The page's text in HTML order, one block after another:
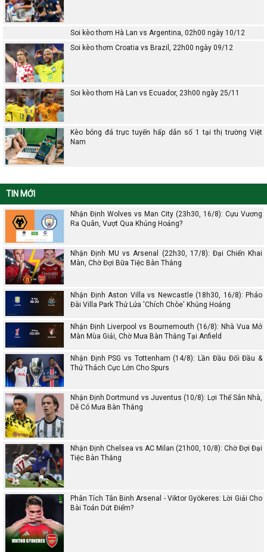
Soi kèo thơm Hà Lan vs Argentina, 02h00 ngày 10/12
Soi kèo thơm Croatia vs Brazil, 22h00 ngày 09/12
Soi kèo thơm Hà Lan vs Ecuador, 23h00 ngày 25/11
Kèo bóng đá trực tuyến hấp dẫn số 1 tại thị trường Việt
Nam
TIN MỚI
Nhận Định Wolves vs Man City (23h30, 16/8): Cựu Vương
Ra Quân, Vượt Qua Khủng Hoảng?
Nhận Định MU vs Arsenal (22h30, 17/8): Đại Chiến Khai
Màn, Chờ Đợi Bữa Tiệc Bàn Thắng
Nhận Định Aston Villa vs Newcastle (18h30, 16/8): Pháo
Đài Villa Park Thử Lửa 'Chích Chòe' Khủng Hoảng
Nhận Định Liverpool vs Bournemouth (16/8): Nhà Vua Mở
Màn Mùa Giải, Chờ Mưa Bàn Thắng Tại Anfield
Nhận Định PSG vs Tottenham (14/8): Lần Đầu Đối Đầu &
Thử Thách Cực Lớn Cho Spurs
Nhận Định Dortmund vs Juventus (10/8): Lợi Thế Sân Nhà,
Dễ Có Mưa Bàn Thắng
Nhận Định Chelsea vs AC Milan (21h00, 10/8): Chờ Đợi Đại
Tiệc Bàn Thắng
Phân Tích Tân Binh Arsenal - Viktor Gyökeres: Lời Giải Cho
Bài Toán Dứt Điểm?